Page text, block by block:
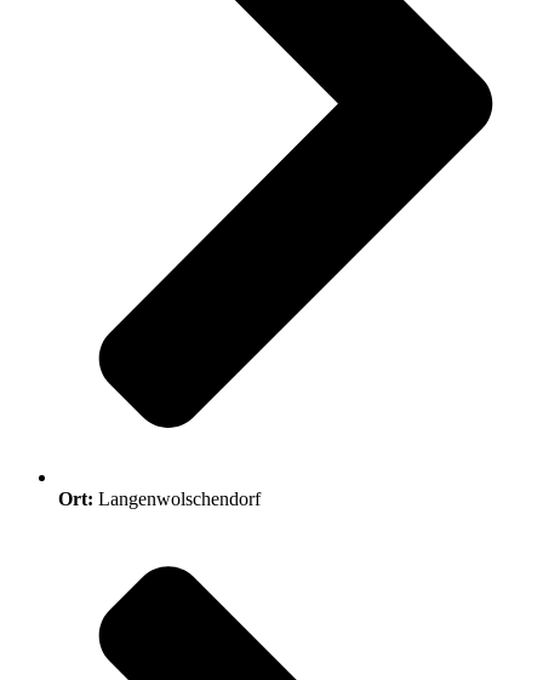
Ort: Langenwolschendorf